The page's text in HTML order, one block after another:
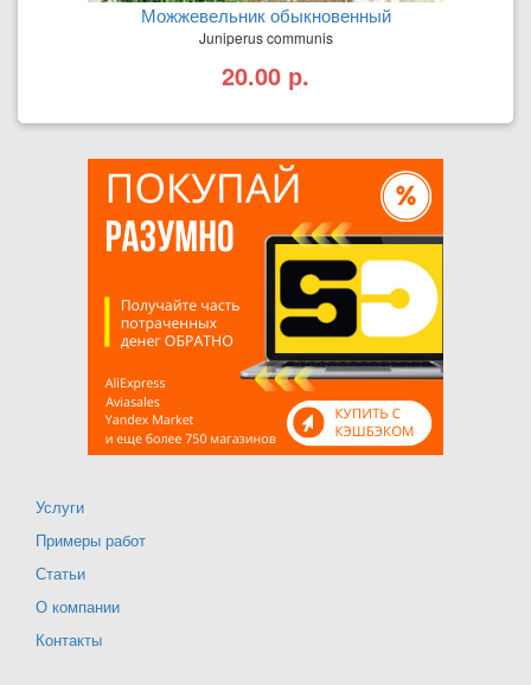
Можжевельник обыкновенный
Juniperus communis
20.00 р.
Услуги
Примеры работ
Статьи
О компании
Контакты